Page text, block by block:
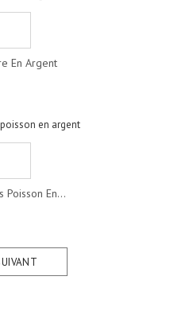
En Argent
Poisson En...